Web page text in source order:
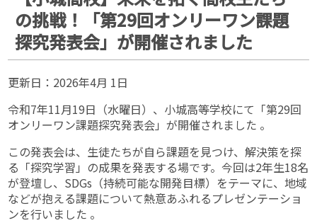
の挑戦！「第29回オンリーワン課題
探究発表会」が開催されました
更新日： 2026年4月 1日
令和7年11月19日（水曜日）、小城高等学校にて「第29回
オンリーワン課題探究発表会」が開催されました 。
この発表会は、生徒たちが自ら課題を見つけ、解決策を探
る「探究学習」の成果を発表する場です。今回は2年生18名
が登壇し、SDGs（持続可能な開発目標）をテーマに、地域
などが抱える課題について熱意あふれるプレゼンテーショ
ンを行いました 。